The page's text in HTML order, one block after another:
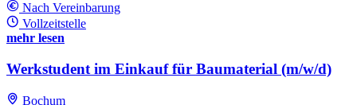
Nach Vereinbarung
Vollzeitstelle
mehr lesen
Werkstudent im Einkauf für Baumaterial (m/w/d)
Bochum